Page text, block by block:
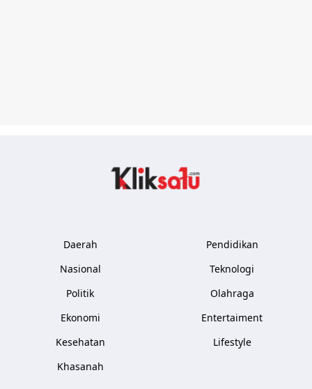
Daerah
Nasional
Politik
Ekonomi
Kesehatan
Khasanah
Pendidikan
Teknologi
Olahraga
Entertaiment
Lifestyle